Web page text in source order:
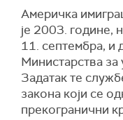
Америчка
је 2003. године,
11. септембра, и
Министарства
Задатак те
закона који се
прекогранични